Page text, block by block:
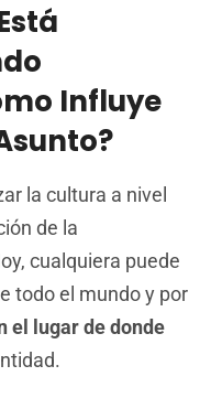
Influye
la cultura a nivel
de la
cualquiera puede
todo el mundo y por
el lugar de donde